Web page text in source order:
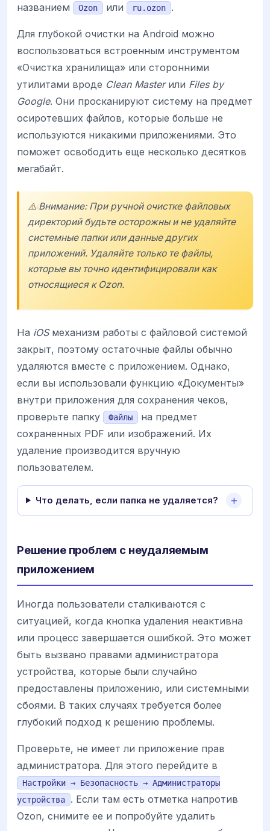
названием
Ozon или ru.ozon .
Для глубокой очистки на Android можно
воспользоваться встроенным инструментом
«Очистка хранилища» или сторонними
утилитами вроде Clean Masterили Files by
Google. Они просканируют систему на предмет
осиротевших файлов, которые больше не
используются никакими приложениями. Это
поможет освободить еще несколько десятков
мегабайт.
⚠️ Внимание: При ручной очистке файловых
директорий будьте осторожны и не удаляйте
системные папки или данные других
приложений. Удаляйте только те файлы,
которые вы точно идентифицировали как
относящиеся к Ozon.
На iOSмеханизм работы с файловой системой
закрыт, поэтому остаточные файлы обычно
удаляются вместе с приложением. Однако,
если вы использовали функцию «Документы»
внутри приложения для сохранения чеков,
проверьте папку
Файлы
на предмет
сохраненных PDF или изображений. Их
удаление производится вручную
пользователем.
Что делать, если папка не удаляется?
Решение проблем с неудаляемым
приложением
Иногда пользователи сталкиваются с
ситуацией, когда кнопка удаления неактивна
или процесс завершается ошибкой. Это может
быть вызвано правами администратора
устройства, которые были случайно
предоставлены приложению, или системными
сбоями. В таких случаях требуется более
глубокий подход к решению проблемы.
Проверьте, не имеет ли приложение прав
администратора. Для этого перейдите в
Настройки → Безопасность → Администраторы
устройства
. Если там есть отметка напротив
Ozon, снимите ее и попробуйте удалить